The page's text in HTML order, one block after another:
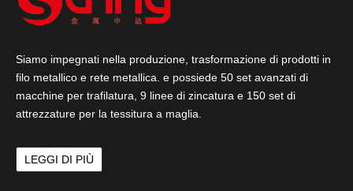
Siamo impegnati nella produzione, trasformazione di prodotti in
filo metallico e rete metallica. e possiede 50 set avanzati di
macchine per trafilatura, 9 linee di zincatura e 150 set di
attrezzature per la tessitura a maglia.
LEGGI DI PIÙ